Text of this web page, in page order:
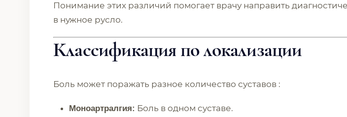
Понимание этих различий помогает врачу направить
в нужное русло.
Классификация по локализации
Боль может поражать разное количество суставов :
Моноартралгия: Боль в одном суставе.